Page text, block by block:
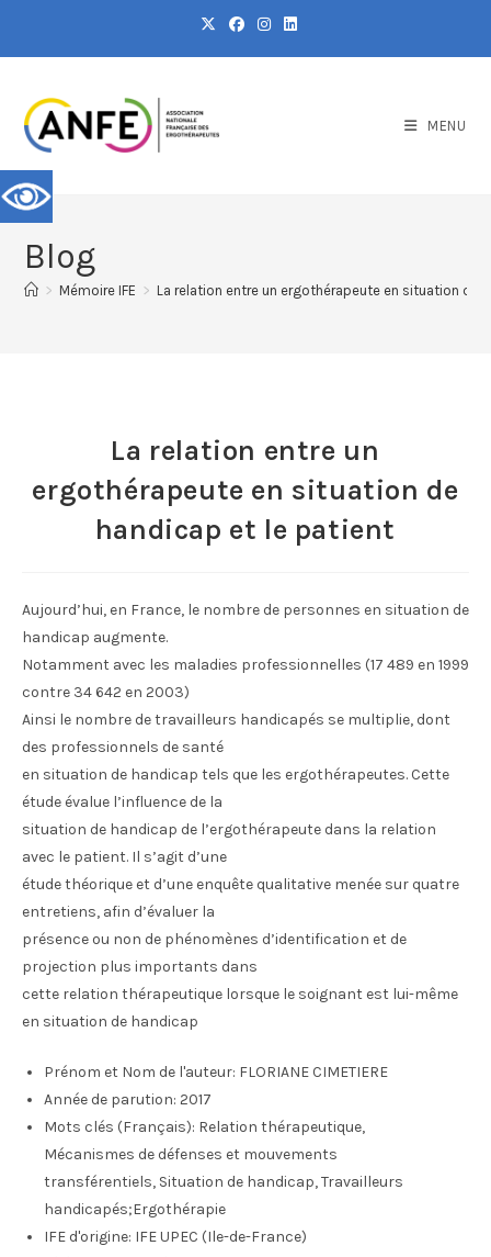
MENU
Blog
> Mémoire IFE > La relation entre un ergothérapeute en situation de
La relation entre un
ergothérapeute en situation de
handicap et le patient
Aujourd’hui, en France, le nombre de personnes en situation de
handicap augmente.
Notamment avec les maladies professionnelles (17 489 en 1999
contre 34 642 en 2003)
Ainsi le nombre de travailleurs handicapés se multiplie, dont
des professionnels de santé
en situation de handicap tels que les ergothérapeutes. Cette
étude évalue l’influence de la
situation de handicap de l’ergothérapeute dans la relation
avec le patient. Il s’agit d’une
étude théorique et d’une enquête qualitative menée sur quatre
entretiens, afin d’évaluer la
présence ou non de phénomènes d’identification et de
projection plus importants dans
cette relation thérapeutique lorsque le soignant est lui-même
en situation de handicap
Prénom et Nom de l'auteur: FLORIANE CIMETIERE
Année de parution: 2017
Mots clés (Français): Relation thérapeutique,
Mécanismes de défenses et mouvements
transférentiels, Situation de handicap, Travailleurs
handicapés;Ergothérapie
IFE d'origine: IFE UPEC (Ile-de-France)